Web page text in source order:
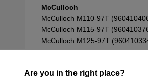
Are you in the right place?
McCulloch
McCulloch M110-97T
McCulloch M115-97T
McCulloch M125-97T
McCulloch M145-97T